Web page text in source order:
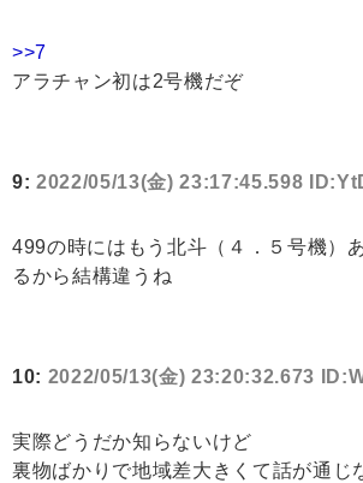
>>7
アラチャン初は2号機だぞ
9: 2022/05/13(金) 23:17:45.598
499の時にはもう北斗（４．５号機）
るから結構違うね
10: 2022/05/13(金) 23:20:32.673
実際どうだか知らないけど
裏物ばかりで地域差大きくて話が通じ